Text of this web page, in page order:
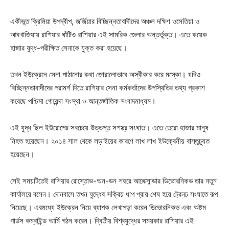
একীভূত ক্রিমিয়া উপদ্বীপ, জর্জিয়ার বিচ্ছিন্নতাবাদীদের অঞ্চল দক্ষিণ ওসেতিয়া ও
আবখাজিয়ায় রাশিয়ার ঘাঁটিও রাশিয়ার এই সামরিক জেলার অন্তর্ভুক্ত। এতে কয়েক
হাজার যুদ্ধ-পরীক্ষিত সেনাকে যুক্ত করা হয়েছে।
তখন ইউক্রেনে সেনা পাঠানোর কথা জোরালোভাবে অস্বীকার করে মস্কো। যদিও
বিচ্ছিন্নতাবাদীদের পরামর্শ দিতে রাশিয়ার সেনা কর্মকর্তাদের উপস্থিতির তথ্য প্রকাশ
করেছে পশ্চিমা গোয়েন্দা সংস্থা ও আন্তর্জাতিক সংবাদমাধ্যম।
এই যুদ্ধ ছিল ইউরোপের সবচেয়ে উত্তপ্ত সশস্ত্র সংঘাত। এতে তেরো হাজার মানুষ
নিহত হয়েছেন। ২০১৪ সাল থেকে লড়াইয়ের কারণে লাখ লাখ ইউক্রেনীয় বাস্তুচ্যুত
হয়েছেন।
সেই সময়টিতেই রাশিয়ার রোস্তোভ-অন-ডন শহরে আলেক্সান্ডার ডিভোরনিকভ তার নতুন
কার্যালয়ে বসেন। দোনবাসে তখন যুদ্ধের সক্রিয় ধাপ প্রায় শেষ হয়ে ট্রেনচ সংঘাতে রূপ
নিয়েছে। এরমধ্যে ইউক্রেন নিয়ে ব্যাপক লেখাপড়া করেন ডিভোরনিকভ এবং অষ্টম
গার্ডস কম্বাইন্ড আর্মি গঠন করেন। দ্বিতীয় বিশ্বযুদ্ধের সময়কার রাশিয়ার এই